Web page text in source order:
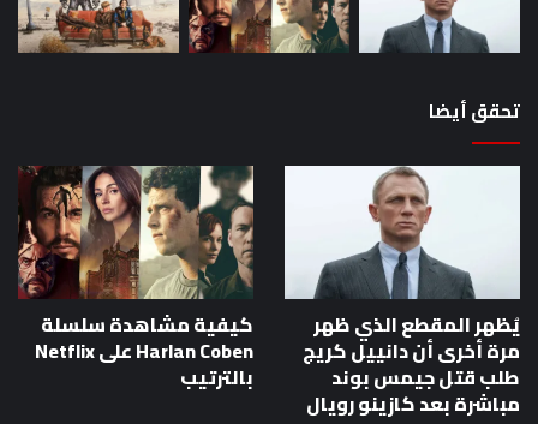
تحقق أيضا
يُظهر المقطع الذي ظهر
مرة أخرى أن دانييل كريج
طلب قتل جيمس بوند
مباشرة بعد كازينو رويال
كيفية مشاهدة سلسلة
Harlan Coben على Netflix
بالترتيب